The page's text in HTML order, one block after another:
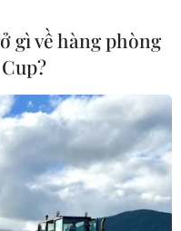
cảnh 'diệt' giặc
Bà Paris
gì về hàng phòng